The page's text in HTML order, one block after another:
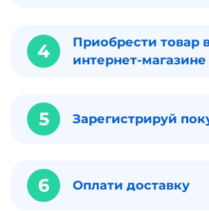
4
Приобрести товар
интернет-магазине
5 Зарегистрируй
6 Оплати доставку